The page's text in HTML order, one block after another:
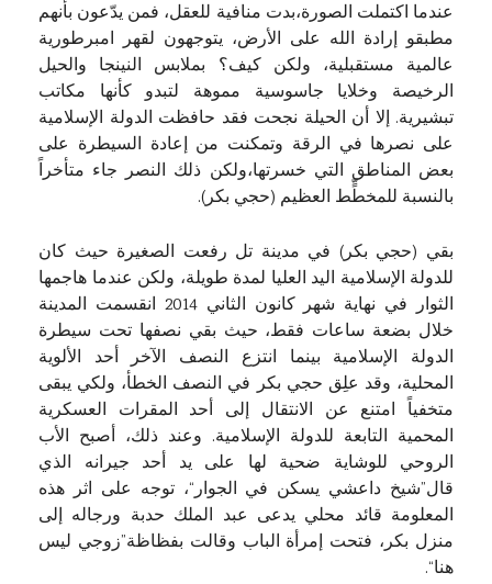
عندما اكتملت الصورة،بدت منافية للعقل، فمن يدّعون بأنهم
مطبقو إرادة الله على الأرض، يتوجهون لقهر امبرطورية
عالمية مستقبلية، ولكن كيف؟ بملابس النينجا والحيل
الرخيصة وخلايا جاسوسية مموهة لتبدو كأنها مكاتب
تبشيرية. إلا أن الحيلة نجحت فقد حافظت الدولة الإسلامية
على نصرها في الرقة وتمكنت من إعادة السيطرة على
بعض المناطق التي خسرتها،ولكن ذلك النصر جاء متأخراً
بالنسبة للمخطٍّط العظيم (حجي بكر).
بقي (حجي بكر) في مدينة تل رفعت الصغيرة حيث كان
للدولة الإسلامية اليد العليا لمدة طويلة، ولكن عندما هاجمها
الثوار في نهاية شهر كانون الثاني 2014 انقسمت المدينة
خلال بضعة ساعات فقط، حيث بقي نصفها تحت سيطرة
الدولة الإسلامية بينما انتزع النصف الآخر أحد الألوية
المحلية، وقد علِق حجي بكر في النصف الخطأ، ولكي يبقى
متخفياً امتنع عن الانتقال إلى أحد المقرات العسكرية
المحمية التابعة للدولة الإسلامية. وعند ذلك، أصبح الأب
الروحي للوشاية ضحية لها على يد أحد جيرانه الذي
قال”شيخ داعشي يسكن في الجوار“، توجه على اثر هذه
المعلومة قائد محلي يدعى عبد الملك حدبة ورجاله إلى
منزل بكر، فتحت إمرأة الباب وقالت بفظاظة”زوجي ليس
هنا“.